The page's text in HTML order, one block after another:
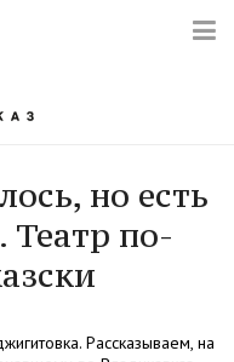
но есть
по-
Рассказываем, на